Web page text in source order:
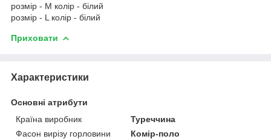
розмір - M колір - білий
розмір - L колір - білий
Приховати
Характеристики
Основні атрибути
Країна виробник
Туреччина
Фасон вирізу горловини
Комір-поло